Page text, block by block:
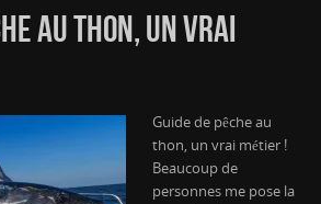
AU THON, UN VRAI
Guide de pêche au
thon, un vrai métier !
Beaucoup de
personnes me pose la